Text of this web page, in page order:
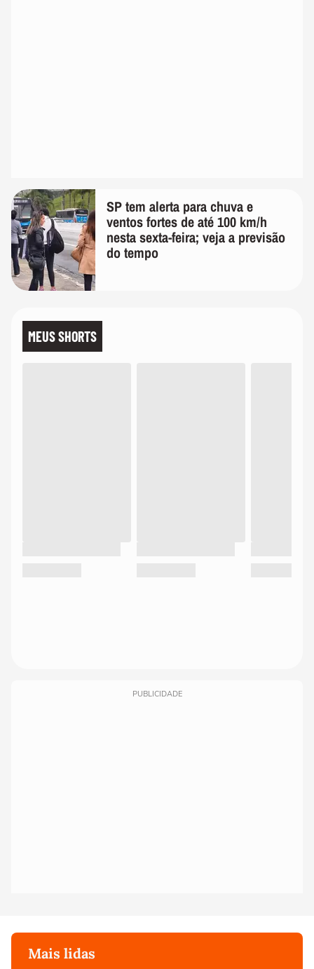
SP tem alerta para chuva e
ventos fortes de até 100 km/h
nesta sexta-feira; veja a previsão
do tempo
MEUS SHORTS
PUBLICIDADE
Mais lidas